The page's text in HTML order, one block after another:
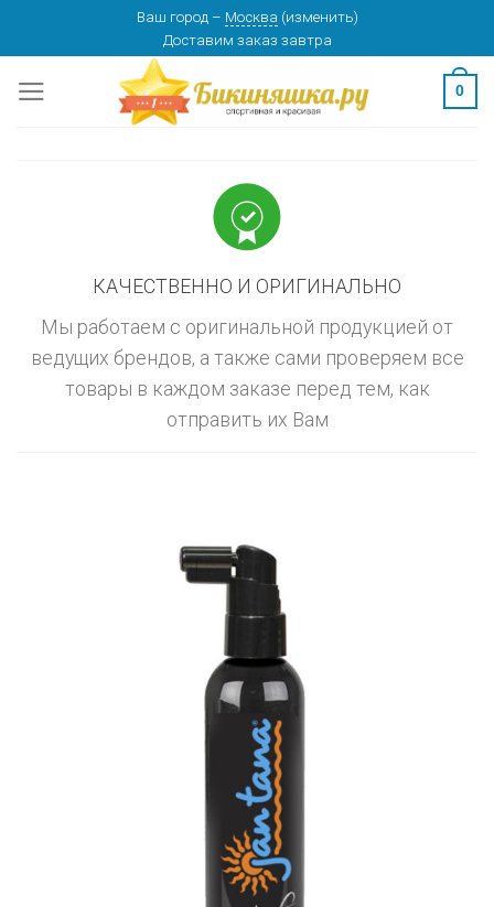
content
Ваш город – Москва (изменить)
Доставим заказ завтра
0
КАЧЕСТВЕННО И ОРИГИНАЛЬНО
Мы работаем с оригинальной продукцией от
ведущих брендов, а также сами проверяем все
товары в каждом заказе перед тем, как
отправить их Вам
изменить